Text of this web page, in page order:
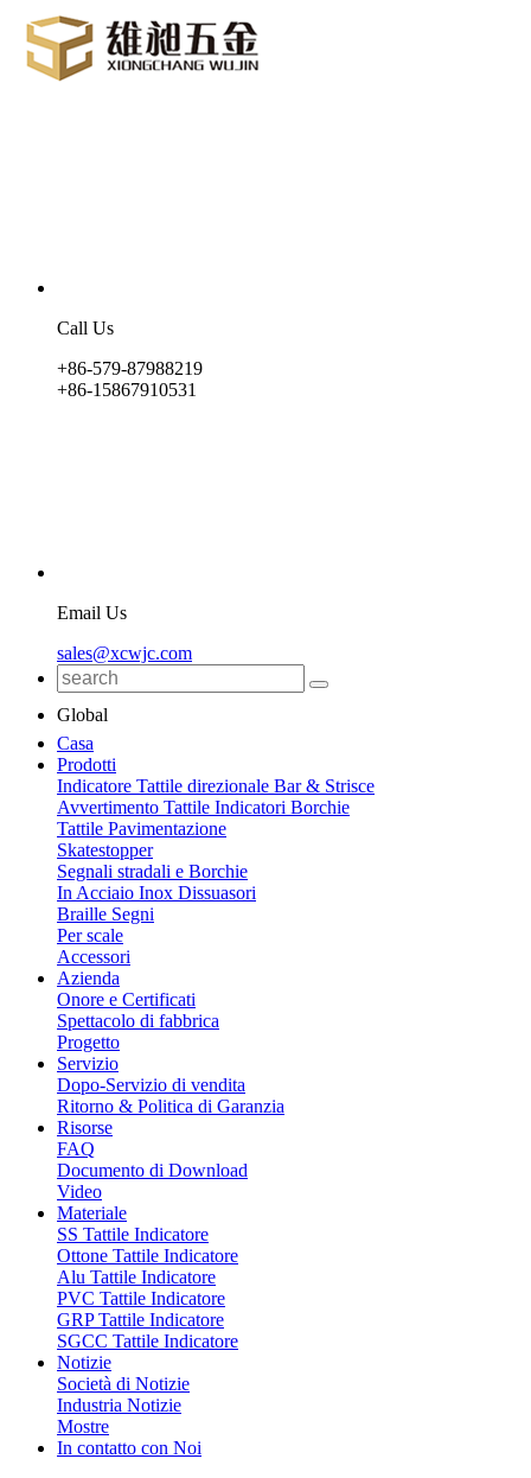
Call Us
+86-579-87988219
+86-15867910531
Email Us
sales@xcwjc.com
Global
Casa
Prodotti
Indicatore Tattile direzionale Bar & Strisce
Avvertimento Tattile Indicatori Borchie
Tattile Pavimentazione
Skatestopper
Segnali stradali e Borchie
In Acciaio Inox Dissuasori
Braille Segni
Per scale
Accessori
Azienda
Onore e Certificati
Spettacolo di fabbrica
Progetto
Servizio
Dopo-Servizio di vendita
Ritorno & Politica di Garanzia
Risorse
FAQ
Documento di Download
Video
Materiale
SS Tattile Indicatore
Ottone Tattile Indicatore
Alu Tattile Indicatore
PVC Tattile Indicatore
GRP Tattile Indicatore
SGCC Tattile Indicatore
Notizie
Società di Notizie
Industria Notizie
Mostre
In contatto con Noi